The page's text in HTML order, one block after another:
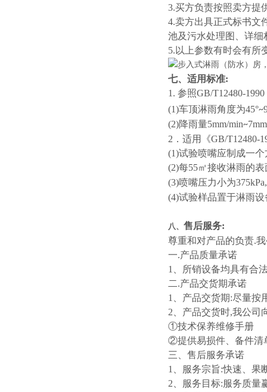
3.买方负责按照卖方提
4.卖方出具正式标书文
池及污水处理图、详
5.以上参数有时会有所
七、适用标准:
1. 参照GB/T12480-
(1)车顶淋雨角度为45°~
(2)降雨量5mm/min~
2．适用《GB/T12480-
(1)试验喷嘴应制成一
(2)每55㎡接收淋雨的
(3)喷嘴压力小为
(4)试验样品置于淋雨
八、 售后服务:
尊重和对产品的负责.
一.产品质量承诺
1、所销设备均具有合
二.产品交货期承诺
1、产品交货期:尽量按
2、产品交货时,我公司
①技术保养维修手册
②提供易损件、备件清
三、售后服务承诺
1、服务宗旨:快速、果
2、服务目标:服务质量